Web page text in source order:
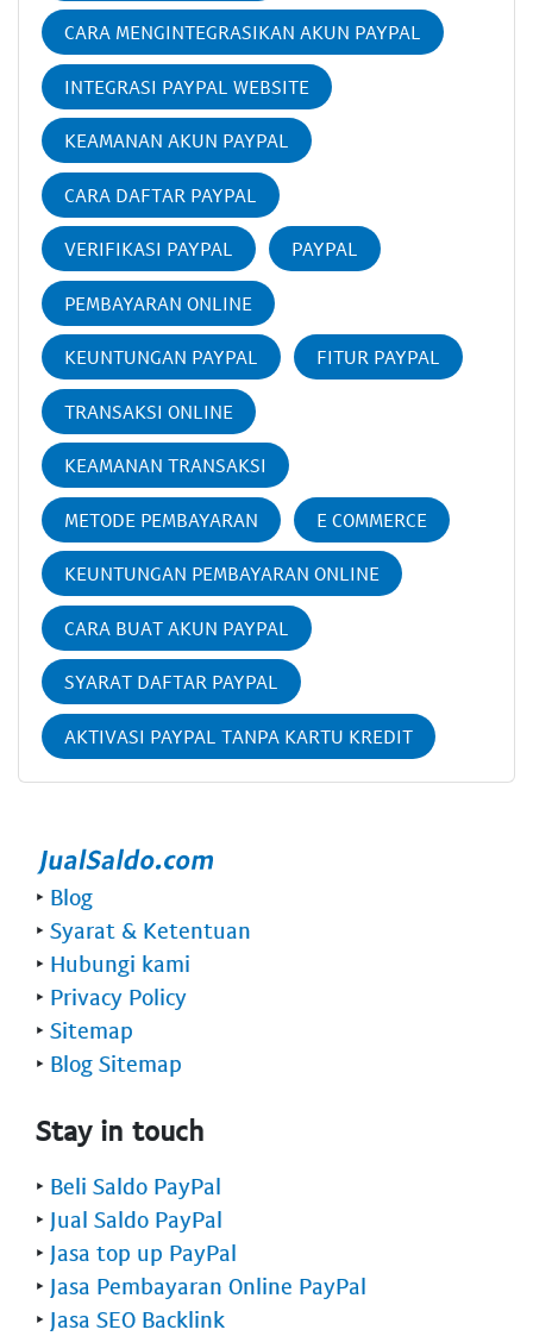
CARA MENGINTEGRASIKAN AKUN PAYPAL
INTEGRASI PAYPAL WEBSITE
KEAMANAN AKUN PAYPAL
CARA DAFTAR PAYPAL
VERIFIKASI PAYPAL PAYPAL
PEMBAYARAN ONLINE
KEUNTUNGAN PAYPAL FITUR PAYPAL
TRANSAKSI ONLINE
KEAMANAN TRANSAKSI
METODE PEMBAYARAN E COMMERCE
KEUNTUNGAN PEMBAYARAN ONLINE
CARA BUAT AKUN PAYPAL
SYARAT DAFTAR PAYPAL
AKTIVASI PAYPAL TANPA KARTU KREDIT
‣ Blog
‣ Syarat & Ketentuan
‣ Hubungi kami
‣ Privacy Policy
‣ Sitemap
‣ Blog Sitemap
Stay in touch
‣ Beli Saldo PayPal
‣ Jual Saldo PayPal
‣ Jasa top up PayPal
‣ Jasa Pembayaran Online PayPal
‣ Jasa SEO Backlink